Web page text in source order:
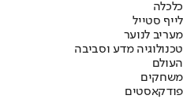
כלכלה
לייף סטייל
מעריב לנוער
טכנולוגיה מדע וסביבה
העולם
משחקים
פודקאסטים